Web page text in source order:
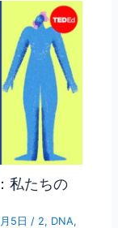
私たちの
5日 / 2, DNA,